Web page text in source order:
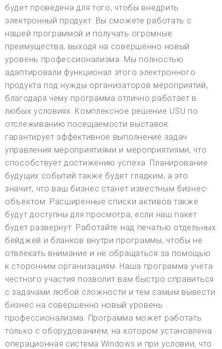
будет проведена для того, чтобы внедрить
электронный продукт. Вы сможете работать с
нашей программой и получать огромные
преимущества, выходя на совершенно новый
уровень профессионализма. Мы полностью
адаптировали функционал этого электронного
продукта под нужды организаторов мероприятий,
благодаря чему программа отлично работает в
любых условиях. Комплексное решение USU по
отслеживанию посещаемости выставок
гарантирует эффективное выполнение задач
управления мероприятиями и мероприятиями, что
способствует достижению успеха. Планирование
будущих событий также будет гладким, а это
значит, что ваш бизнес станет известным бизнес-
объектом. Расширенные списки активов также
будут доступны для просмотра, если наш пакет
будет развернут. Работайте над печатью отдельных
бейджей и бланков внутри программы, чтобы не
отвлекать внимание и не обращаться за помощью
к сторонним организациям. Наша программа учета
честного участия позволит вам быстро справиться
с задачами любой сложности и тем самым вывести
бизнес на совершенно новый уровень
профессионализма. Программа может работать
только с оборудованием, на котором установлена
операционная система Windows и при условии, что